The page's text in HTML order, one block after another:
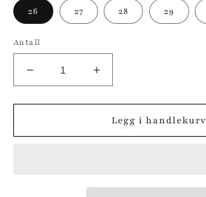
26 27 28 29
Antall
antallet
for
Nilie
Øk
antallet
for
FLOYD
Nilie
Legg i handlekurv